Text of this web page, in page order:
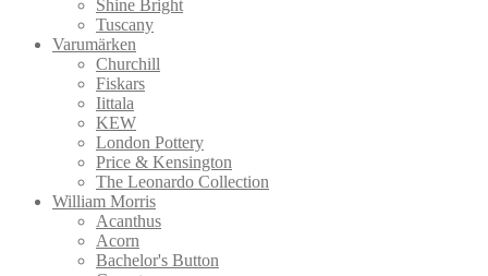
Shine Bright
Tuscany
Varumärken
Churchill
Fiskars
Iittala
KEW
London Pottery
Price & Kensington
The Leonardo Collection
William Morris
Acanthus
Acorn
Bachelor's Button